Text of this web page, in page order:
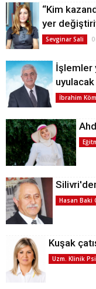
“Kim
yer
Sevginar Sali
İşlemler
İbrahim
Hasan Baki
Kuşak
Uzm. Klinik